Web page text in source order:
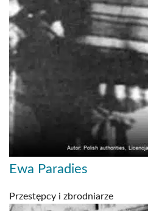
Ewa Paradies
Przestępcy i zbrodniarze